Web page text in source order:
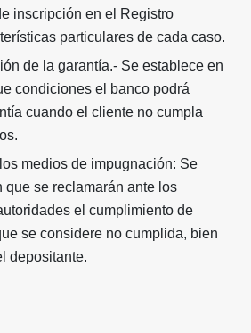
inscripción en el Registro
particulares de cada caso.
de la garantía.- Se establece en
condiciones el banco podrá
cuando el cliente no cumpla
medios de impugnación: Se
que se reclamarán ante los
el cumplimiento de
se considere no cumplida, bien
depositante.